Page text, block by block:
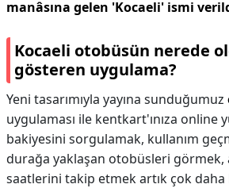
manâsına gelen 'Kocaeli' ismi
Kocaeli otobüsün nerede
gösteren uygulama?
Yeni tasarımıyla yayına sunduğumuz
uygulaması ile kentkart'ınıza online
bakiyesini sorgulamak, kullanım
durağa yaklaşan otobüsleri görmek,
saatlerini takip etmek artık çok daha